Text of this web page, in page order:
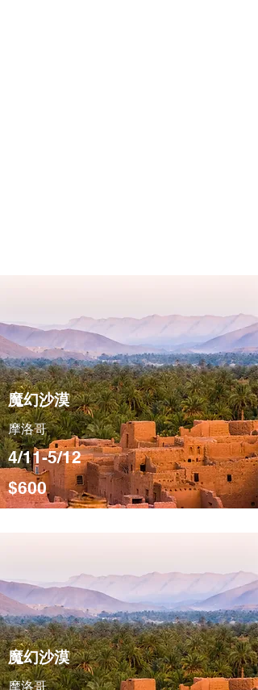
魔幻沙漠
摩洛哥
4/11-5/12
$600
魔幻沙漠
摩洛哥